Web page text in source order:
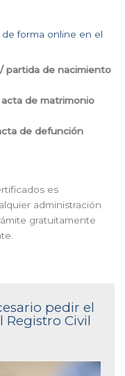
forma online en el
partida de nacimiento
de matrimonio
de defunción
es
administración
gratuitamente
pedir el
Civil